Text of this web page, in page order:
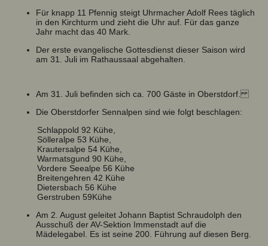
Für knapp 11 Pfennig steigt Uhrmacher Adolf Rees täglich
in den Kirchturm und zieht die Uhr auf. Für das ganze
Jahr macht das 40 Mark.
Der erste evangelische Gottesdienst dieser Saison wird
am 31. Juli im Rathaussaal abgehalten.
Am 31. Juli befinden sich ca. 700 Gäste in Oberstdorf.
Die Oberstdorfer Sennalpen sind wie folgt beschlagen:
Schlappold 92 Kühe,
Sölleralpe 53 Kühe,
Krautersalpe 54 Kühe,
Warmatsgund 90 Kühe,
Vordere Seealpe 56 Kühe
Breitengehren 42 Kühe
Dietersbach 56 Kühe
Gerstruben 59Kühe
Am 2. August geleitet Johann Baptist Schraudolph den
Ausschuß der AV-Sektion Immenstadt auf die
Mädelegabel. Es ist seine 200. Führung auf diesen Berg.